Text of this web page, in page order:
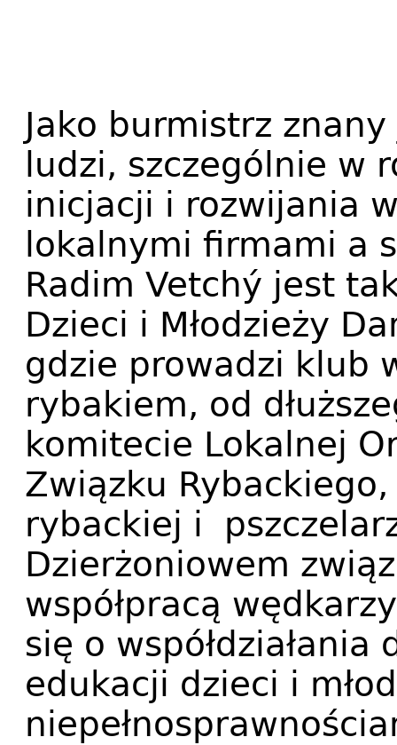
Jako burmistrz
ludzi, szczególnie w
inicjacji i rozwijania
lokalnymi firmami a
Radim Vetchý jest
Dzieci i Młodzieży
gdzie prowadzi klub
rybakiem, od
komitecie Lokalnej
Związku
rybackiej i
Dzierżoniowem
współpracą
się o
edukacji dzieci i